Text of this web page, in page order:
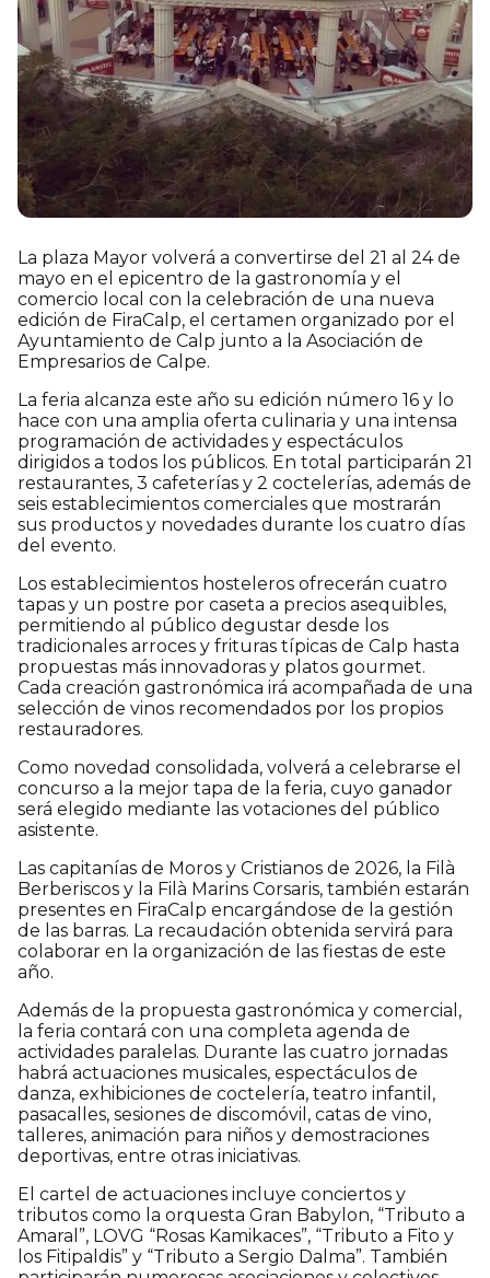
La plaza Mayor volverá a convertirse del 21 al 24 de
mayo en el epicentro de la gastronomía y el
comercio local con la celebración de una nueva
edición de FiraCalp, el certamen organizado por el
Ayuntamiento de Calp junto a la Asociación de
Empresarios de Calpe.
La feria alcanza este año su edición número 16 y lo
hace con una amplia oferta culinaria y una intensa
programación de actividades y espectáculos
dirigidos a todos los públicos. En total participarán 21
restaurantes, 3 cafeterías y 2 coctelerías, además de
seis establecimientos comerciales que mostrarán
sus productos y novedades durante los cuatro días
del evento.
Los establecimientos hosteleros ofrecerán cuatro
tapas y un postre por caseta a precios asequibles,
permitiendo al público degustar desde los
tradicionales arroces y frituras típicas de Calp hasta
propuestas más innovadoras y platos gourmet.
Cada creación gastronómica irá acompañada de una
selección de vinos recomendados por los propios
restauradores.
Como novedad consolidada, volverá a celebrarse el
concurso a la mejor tapa de la feria, cuyo ganador
será elegido mediante las votaciones del público
asistente.
Las capitanías de Moros y Cristianos de 2026, la Filà
Berberiscos y la Filà Marins Corsaris, también estarán
presentes en FiraCalp encargándose de la gestión
de las barras. La recaudación obtenida servirá para
colaborar en la organización de las fiestas de este
año.
Además de la propuesta gastronómica y comercial,
la feria contará con una completa agenda de
actividades paralelas. Durante las cuatro jornadas
habrá actuaciones musicales, espectáculos de
danza, exhibiciones de coctelería, teatro infantil,
pasacalles, sesiones de discomóvil, catas de vino,
talleres, animación para niños y demostraciones
deportivas, entre otras iniciativas.
El cartel de actuaciones incluye conciertos y
tributos como la orquesta Gran Babylon, “Tributo a
Amaral”, LOVG “Rosas Kamikaces”, “Tributo a Fito y
los Fitipaldis” y “Tributo a Sergio Dalma”. También